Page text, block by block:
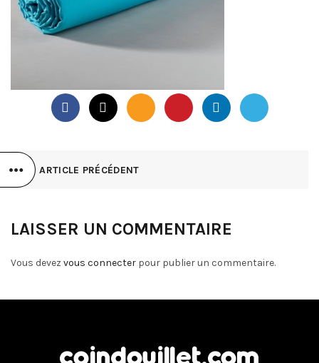
ARTICLE PRÉCÉDENT
LAISSER UN COMMENTAIRE
Vous devez vous connecter pour publier un commentaire.